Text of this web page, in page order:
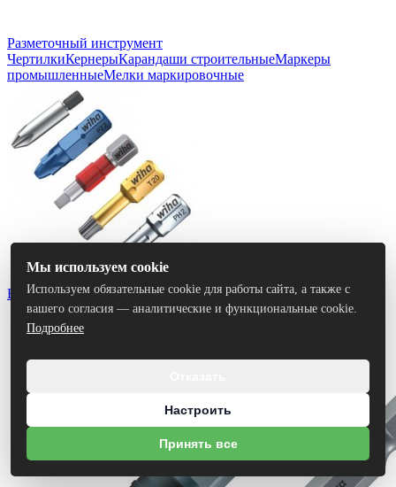
Разметочный инструмент
ЧертилкиКернерыКарандаши строительныеМаркеры
промышленныеМелки маркировочные
Биты
Мы используем cookie
Используем обязательные cookie для работы сайта, а также с
вашего согласия — аналитические и функциональные cookie.
Подробнее
Настроить
Принять все